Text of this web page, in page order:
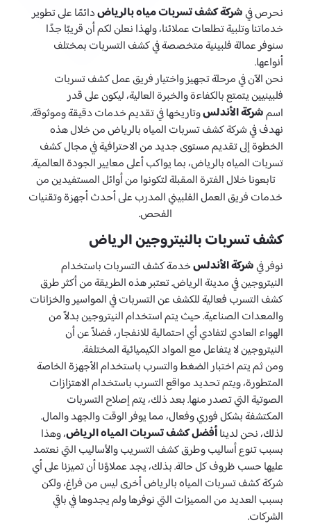
نحرص فيشركة كشف تسربات مياه بالرياضدائمًا على تطوير
خدماتنا وتلبية تطلعات عملائنا، ولهذا نعلن لكم أن قريبًا جدًا
سنوفر عمالة فلبينية متخصصة في كشف التسربات بمختلف
أنواعها.
نحن الآن في مرحلة تجهيز واختيار فريق عمل كشف تسربات
فلبينيين يتمتع بالكفاءة والخبرة العالية، ليكون على قدر
اسمشركة الأندلسوتاريخها في تقديم خدمات دقيقة وموثوقة.
نهدف في شركة كشف تسربات المياه بالرياض من خلال هذه
الخطوة إلى تقديم مستوى جديد من الاحترافية في مجال كشف
تسربات المياه بالرياض، بما يواكب أعلى معايير الجودة العالمية.
تابعونا خلال الفترة المقبلة لتكونوا من أوائل المستفيدين من
خدمات فريق العمل الفلبيني المدرب على أحدث أجهزة وتقنيات
الفحص.
كشف تسربات بالنيتروجين الرياض
نوفر فيشركة الأندلسخدمة كشف التسربات باستخدام
النيتروجين في مدينة الرياض. تعتبر هذه الطريقة من أكثر طرق
كشف التسرب فعالية للكشف عن التسربات في المواسير والخزانات
والمعدات الصناعية. حيث يتم استخدام النيتروجين بدلاً من
الهواء العادي لتفادي أي احتمالية للانفجار، فضلاً عن أن
النيتروجين لا يتفاعل مع المواد الكيميائية المختلفة.
ومن ثم يتم اختبار الضغط والتسرب باستخدام الأجهزة الخاصة
المتطورة، ويتم تحديد مواقع التسرب باستخدام الاهتزازات
الصوتية التي تصدر منها. بعد ذلك، يتم إصلاح التسربات
المكتشفة بشكل فوري وفعال، مما يوفر الوقت والجهد والمال.
لذلك، نحن لديناأفضل كشف تسربات المياه الرياض، وهذا
بسبب تنوع أساليب وطرق كشف التسريب والأساليب التي نعتمد
عليها حسب ظروف كل حالة. بذلك، يجد عملاؤنا أن تميزنا على أي
شركة كشف تسربات المياه بالرياض أخرى ليس من فراغ، ولكن
بسبب العديد من المميزات التي نوفرها ولم يجدوها في باقي
الشركات.